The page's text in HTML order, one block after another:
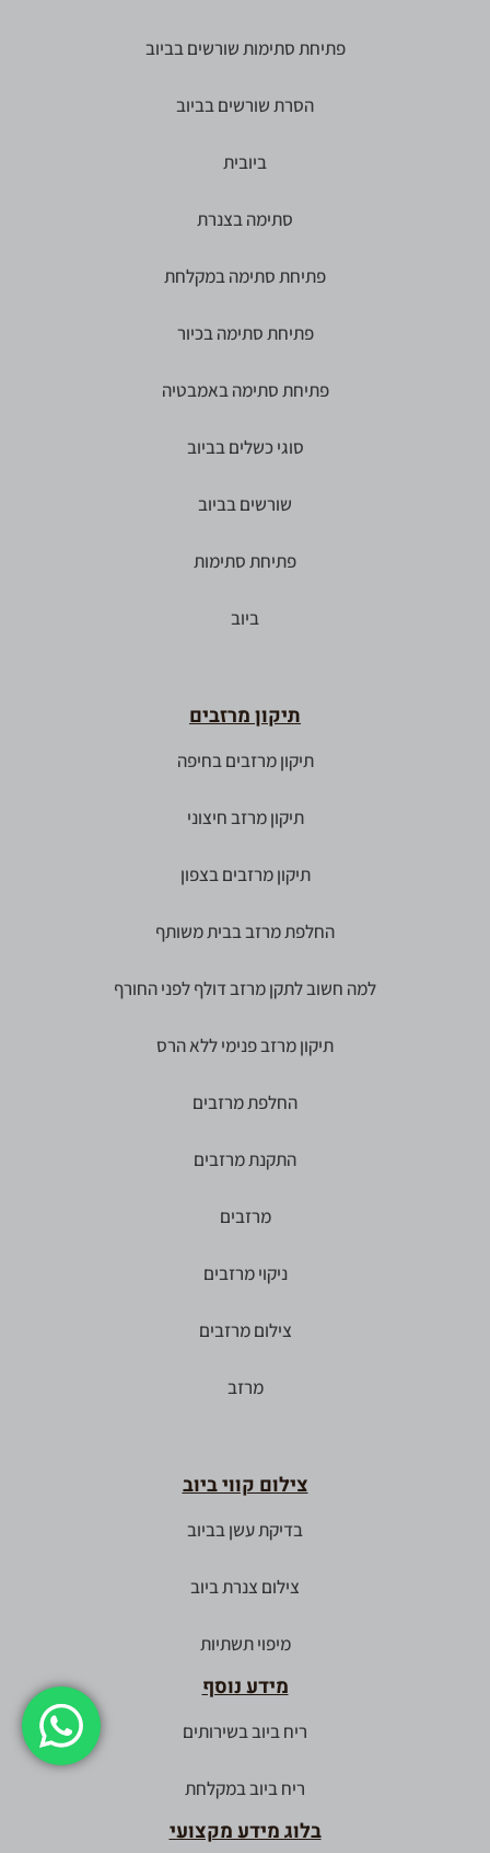
פתיחת סתימות שורשים בביוב
הסרת שורשים בביוב
ביובית
סתימה בצנרת
פתיחת סתימה במקלחת
פתיחת סתימה בכיור
פתיחת סתימה באמבטיה
סוגי כשלים בביוב
שורשים בביוב
פתיחת סתימות
ביוב
תיקון מרזבים
תיקון מרזבים בחיפה
תיקון מרזב חיצוני
תיקון מרזבים בצפון
החלפת מרזב בבית משותף
למה חשוב לתקן מרזב דולף לפני החורף
תיקון מרזב פנימי ללא הרס
החלפת מרזבים
התקנת מרזבים
מרזבים
ניקוי מרזבים
צילום מרזבים
מרזב
צילום קווי ביוב
בדיקת עשן בביוב
צילום צנרת ביוב
מיפוי תשתיות
מידע נוסף
ריח ביוב בשירותים
ריח ביוב במקלחת
בלוג מידע מקצועי